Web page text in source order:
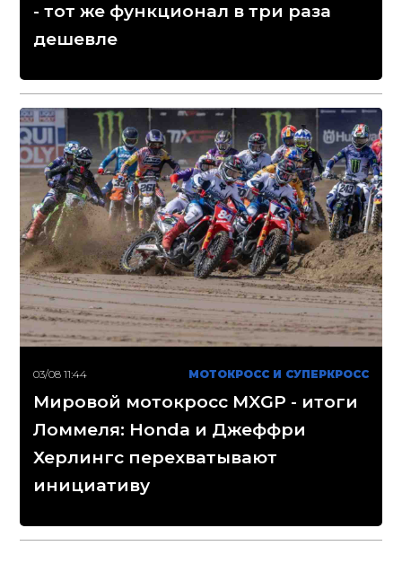
- тот же функционал в три раза
дешевле
03/08 11:44 МОТОКРОСС И СУПЕРКРОСС
Мировой мотокросс MXGP - итоги
Ломмеля: Honda и Джеффри
Херлингс перехватывают
инициативу